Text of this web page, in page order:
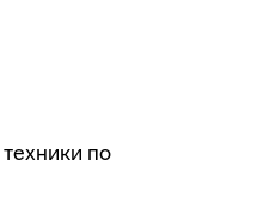
по